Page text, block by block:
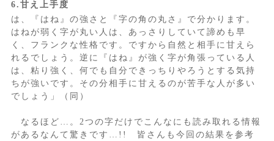
6.甘え上手度
は、『はね』の強さと『字の角の丸さ』で分かります。
はねが弱く字が丸い人は、あっさりしていて諦めも早
く、フランクな性格です。ですから自然と相手に甘えら
れるでしょう。逆に『はね』が強く字が角張っている人
は、粘り強く、何でも自分できっちりやろうとする気持
ちが強いです。その分相手に甘えるのが苦手な人が多い
でしょう」（同）
なるほど…。2つの字だけでこんなにも読み取れる情報
があるなんて驚きです…!! 皆さんも今回の結果を参考